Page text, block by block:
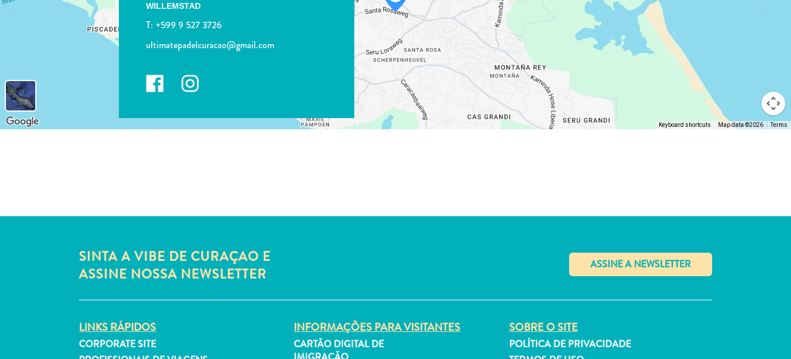
FACEBOOK
COPIE LINK
WILLEMSTAD
T: +599 9 527 3726
ultimatepadelcuracao@gmail.com
Keyboard shortcuts Map data ©2026 Terms
SINTA A VIBE DE CURAÇAO E
ASSINE NOSSA NEWSLETTER
✕
LINKS RÁPIDOS
CORPORATE SITE
INFORMAÇÕES PARA VISITANTES
CARTÃO DIGITAL DE
SOBRE O SITE
POLÍTICA DE PRIVACIDADE
COPIE LINK